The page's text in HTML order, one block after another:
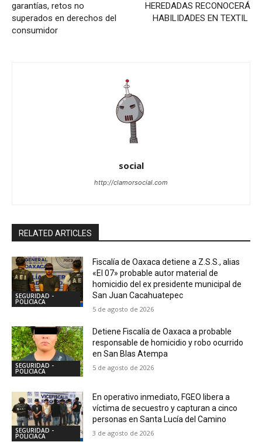
garantías, retos no
superados en derechos del
consumidor
HEREDADAS RECONOCERÁ
HABILIDADES EN TEXTIL
social
http://clamorsocial.com
RELATED ARTICLES
SEGURIDAD -
POLICIACA
Fiscalía de Oaxaca detiene a Z.S.S., alias
«El 07» probable autor material de
homicidio del ex presidente municipal de
San Juan Cacahuatepec
5 de agosto de 2026
SEGURIDAD -
POLICIACA
Detiene Fiscalía de Oaxaca a probable
responsable de homicidio y robo ocurrido
en San Blas Atempa
5 de agosto de 2026
SEGURIDAD -
POLICIACA
En operativo inmediato, FGEO libera a
víctima de secuestro y capturan a cinco
personas en Santa Lucía del Camino
3 de agosto de 2026